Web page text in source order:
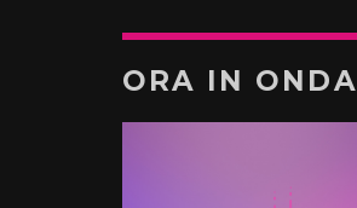
ORA IN ONDA